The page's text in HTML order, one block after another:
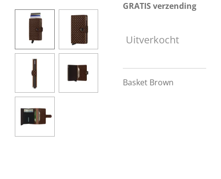
GRATIS verzending
Uitverkocht
Basket Brown